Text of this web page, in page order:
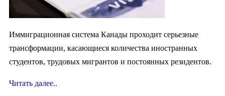
Иммиграционная система Канады проходит серьезные
трансформации, касающиеся количества иностранных
студентов, трудовых мигрантов и постоянных резидентов.
Читать далее..